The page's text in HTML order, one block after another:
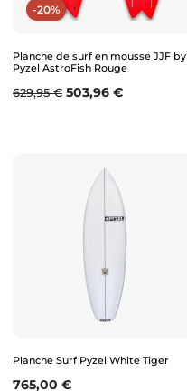
-20%
Planche de surf en mousse JJF by
Pyzel AstroFish Rouge
Prix de base
629,95 € Prix
503,96 €
Planche Surf Pyzel White Tiger
Prix
765,00 €